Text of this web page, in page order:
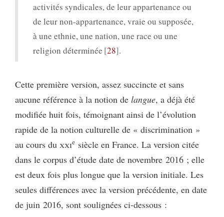
activités syndicales, de leur appartenance ou
de leur non-appartenance, vraie ou supposée,
à une ethnie, une nation, une race ou une
religion déterminée 28 .
Cette première version, assez succincte et sans
aucune référence à la notion de langue, a déjà été
modifiée huit fois, témoignant ainsi de l’évolution
rapide de la notion culturelle de « discrimination »
au cours du xxie siècle en France. La version citée
dans le corpus d’étude date de novembre 2016 ; elle
est deux fois plus longue que la version initiale. Les
seules différences avec la version précédente, en date
de juin 2016, sont soulignées ci-dessous :